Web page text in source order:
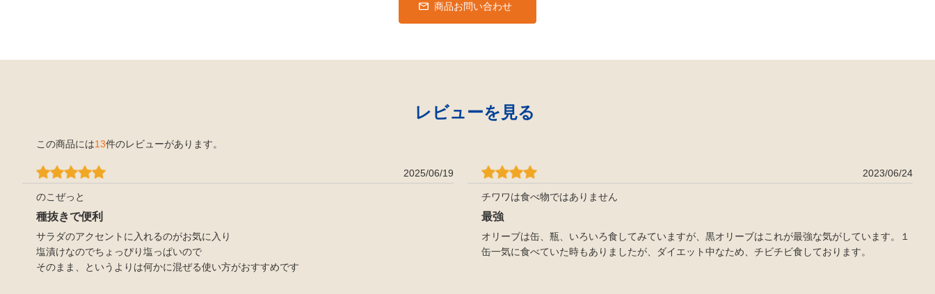
商品お問い合わせ
レビューを見る
この商品には13件のレビューがあります。
2025/06/19
のこぜっと
種抜きで便利
サラダのアクセントに入れるのがお気に入り
塩漬けなのでちょっぴり塩っぱいので
そのまま、というよりは何かに混ぜる使い方がおすすめです
2023/06/24
チワワは食べ物ではありません
最強
オリーブは缶、瓶、いろいろ食してみていますが、黒オリーブはこれが最強な気がしています。１
缶一気に食べていた時もありましたが、ダイエット中なため、チビチビ食しております。